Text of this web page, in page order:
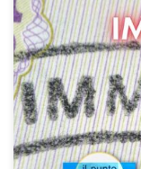
Oltre gli slogan:
Roberto affrontano
l’immigrazione. Non
volti, storie e dignità
Giovanni Battista